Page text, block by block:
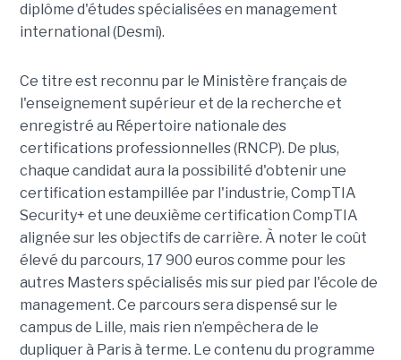
diplôme d'études spécialisées en management
international (Desmi).
Ce titre est reconnu par le Ministère français de
l'enseignement supérieur et de la recherche et
enregistré au Répertoire nationale des
certifications professionnelles (RNCP). De plus,
chaque candidat aura la possibilité d'obtenir une
certification estampillée par l'industrie, CompTIA
Security+ et une deuxième certification CompTIA
alignée sur les objectifs de carrière. À noter le coût
élevé du parcours, 17 900 euros comme pour les
autres Masters spécialisés mis sur pied par l'école de
management. Ce parcours sera dispensé sur le
campus de Lille, mais rien n’empêchera de le
dupliquer à Paris à terme. Le contenu du programme